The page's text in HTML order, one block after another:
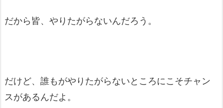
だから皆、やりたがらないんだろう。
だけど、誰もがやりたがらないところにこそチャン
スがあるんだよ。